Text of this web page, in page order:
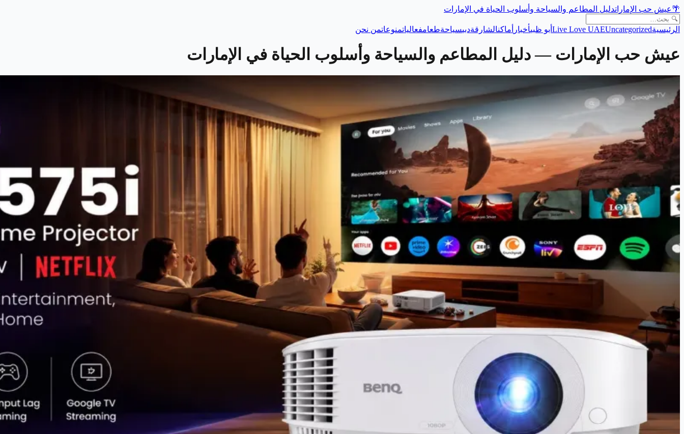
🌴عيش حب الإماراتدليل المطاعم والسياحة وأسلوب الحياة في الإمارات
الرئيسية Live Love UAEUncategorized أبو ظبيأخبار أماكنالشارقةدبيسياحةطعامفعالياتمنوعاتمن نحن
عيش حب الإمارات — دليل المطاعم والسياحة وأسلوب الحياة في الإمارات